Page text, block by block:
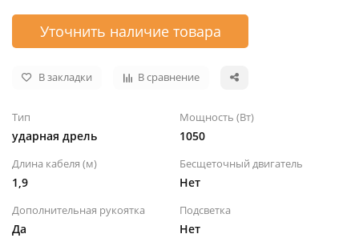
Уточнить наличие товара
В закладки В сравнение
Тип
ударная дрель
Мощность (Вт)
1050
Длина кабеля (м)
1,9
Бесщеточный двигатель
Нет
Дополнительная рукоятка
Да
Подсветка
Нет